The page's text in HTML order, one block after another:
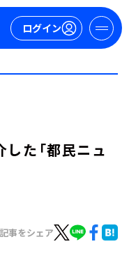
ログイン
した「都民ニュ
事をシェア